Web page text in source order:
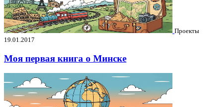
Проекты
19.01.2017
Моя первая книга о Минске